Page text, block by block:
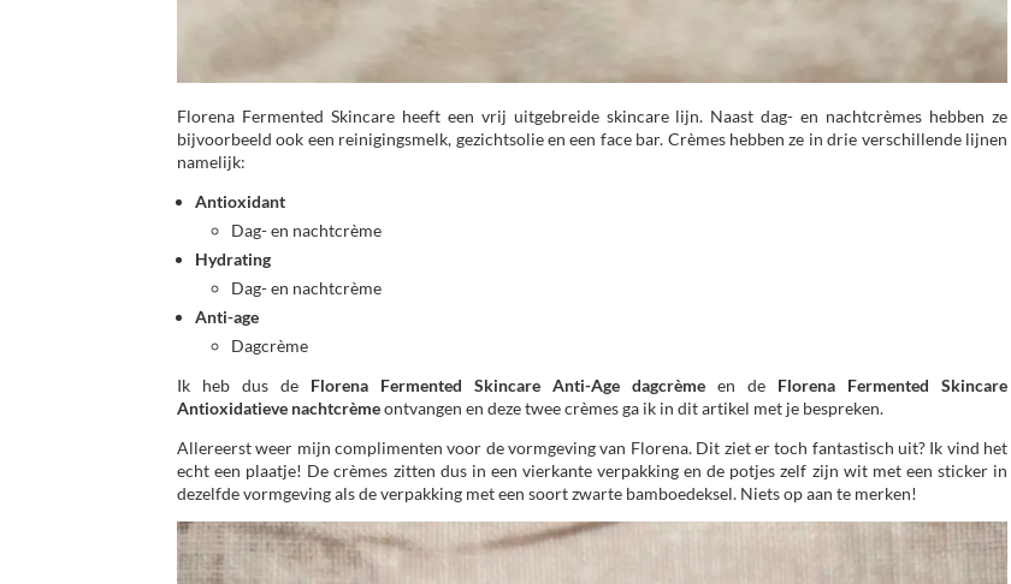
Florena Fermented Skincare heeft een vrij uitgebreide skincare lijn. Naast dag- en nachtcrèmes hebben ze
bijvoorbeeld ook een reinigingsmelk, gezichtsolie en een face bar. Crèmes hebben ze in drie verschillende lijnen
namelijk:
Antioxidant
Dag- en nachtcrème
Hydrating
Dag- en nachtcrème
Anti-age
Dagcrème
Ik heb dus de Florena Fermented Skincare Anti-Age dagcrème en de Florena Fermented Skincare
Antioxidatieve nachtcrèmeontvangen en deze twee crèmes ga ik in dit artikel met je bespreken.
Allereerst weer mijn complimenten voor de vormgeving van Florena. Dit ziet er toch fantastisch uit? Ik vind het
echt een plaatje! De crèmes zitten dus in een vierkante verpakking en de potjes zelf zijn wit met een sticker in
dezelfde vormgeving als de verpakking met een soort zwarte bamboedeksel. Niets op aan te merken!